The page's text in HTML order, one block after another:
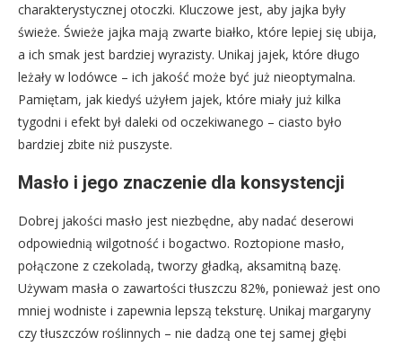
charakterystycznej otoczki. Kluczowe jest, aby jajka były
świeże. Świeże jajka mają zwarte białko, które lepiej się ubija,
a ich smak jest bardziej wyrazisty. Unikaj jajek, które długo
leżały w lodówce – ich jakość może być już nieoptymalna.
Pamiętam, jak kiedyś użyłem jajek, które miały już kilka
tygodni i efekt był daleki od oczekiwanego – ciasto było
bardziej zbite niż puszyste.
Masło i jego znaczenie dla konsystencji
Dobrej jakości masło jest niezbędne, aby nadać deserowi
odpowiednią wilgotność i bogactwo. Roztopione masło,
połączone z czekoladą, tworzy gładką, aksamitną bazę.
Używam masła o zawartości tłuszczu 82%, ponieważ jest ono
mniej wodniste i zapewnia lepszą teksturę. Unikaj margaryny
czy tłuszczów roślinnych – nie dadzą one tej samej głębi